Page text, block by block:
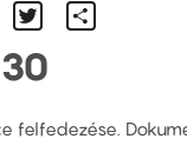
Facebook
Twitter
felfedezése.